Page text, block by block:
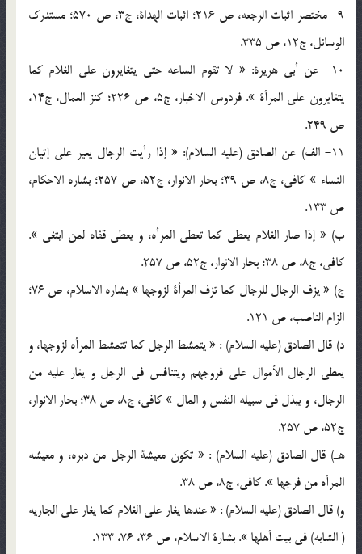
9- مختصر اثبات الرجعه، ص 216؛ اثبات الهداة، ج3، ص 570؛ مستدرک
الوسائل، ج12، ص 335.
10- عن أبي هريرة: « لا تقوم الساعه حتي يتغايرون علي الغلام کما
يتغايرون علي المرأة ». فردوس الاخبار، ج5، ص 226؛ کنز العمال، ج14،
ص 249.
11- الف) عن الصادق (عليه السلام): « إذا رأيت الرجال يعير علي إتيان
النساء » کافي، ج8، ص 39؛ بحار الانوار، ج52، ص 257؛ بشاره الاحکام،
ص 133.
ب) « إذا صار الغلام يعطي کما تعطي المرأه، و يعطي قفاه لمن ابتغي ».
کافي، ج8، ص 38؛ بحار الانوار، ج52، ص 257.
ج) « يزف الرجال للرجال کما تزف المرأة لزوجها » بشاره الاسلام، ص 76؛
الزام الناصب، ص 121.
د) قال الصادق (عليه السلام) : « يتمشط الرجل کما تتمشط المرأه لزوجها، و
يعطي الرجال الأموال علي فروجهم ويتنافس في الرجل و يغار عليه من
الرجال، و يبذل في سبيله النفس و المال » کافي، ج8، ص 38؛ بحار الانوار،
ج52، ص 257.
هـ) قال الصادق (عليه السلام) : « تکون معيشة الرجل من دبره، و معيشه
المرأه من فرجها ». کافي، ج8، ص 38.
و) قال الصادق (عليه السلام) : « عندها يغار علي الغلام کما يغار علي الجاريه
( الشابه) في بيت أهلها ». بشارة الاسلام، ص 36، 76، 133.